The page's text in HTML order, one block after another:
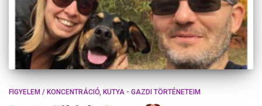
FIGYELEM / KONCENTRÁCIÓ KUTYA - GAZDI TÖRTÉNETEIM